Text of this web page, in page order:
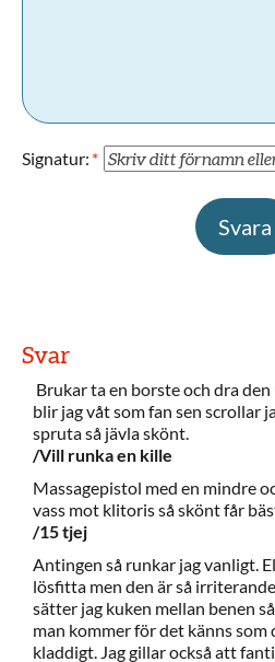
Signatur:
Svara
Svar
Brukar ta en borste och dra
blir jag våt som fan sen scrollar
spruta så jävla skönt.
/Vill runka en kille
Massagepistol med en mindre
vass mot klitoris så skönt får
/15 tjej
Antingen så runkar jag vanligt.
lösfitta men den är så
sätter jag kuken mellan benen
man kommer för det känns som
kladdigt. Jag gillar också att